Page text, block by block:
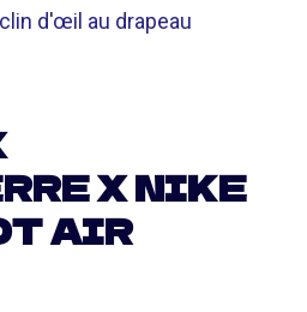
d'œil au drapeau
X NIKE
AIR